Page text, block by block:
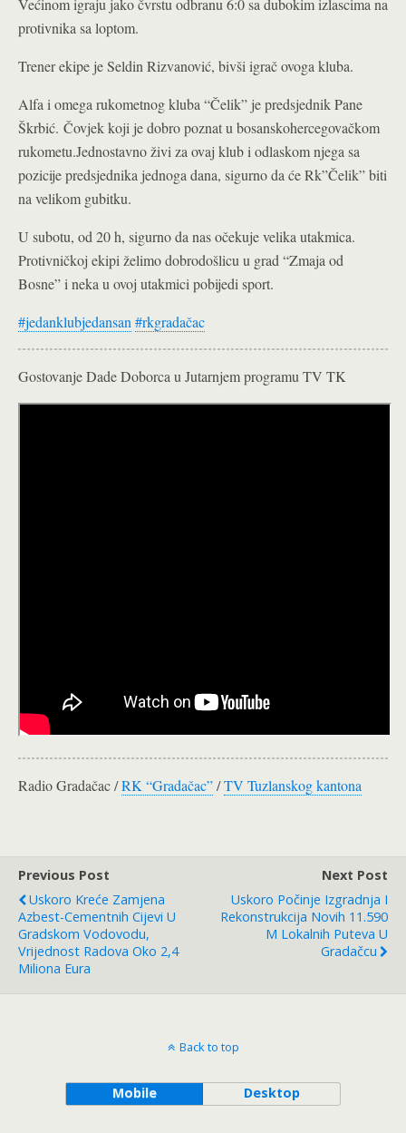
Većinom igraju jako čvrstu odbranu 6:0 sa dubokim izlascima na
protivnika sa loptom.
Trener ekipe je Seldin Rizvanović, bivši igrač ovoga kluba.
Alfa i omega rukometnog kluba “Čelik” je predsjednik Pane
Škrbić. Čovjek koji je dobro poznat u bosanskohercegovačkom
rukometu.Jednostavno živi za ovaj klub i odlaskom njega sa
pozicije predsjednika jednoga dana, sigurno da će Rk”Čelik” biti
na velikom gubitku.
U subotu, od 20 h, sigurno da nas očekuje velika utakmica.
Protivničkoj ekipi želimo dobrodošlicu u grad “Zmaja od
Bosne” i neka u ovoj utakmici pobijedi sport.
#jedanklubjedansan #rkgradačac
Gostovanje Dade Doborca u Jutarnjem programu TV TK
Radio Gradačac /RK “Gradačac”/TV Tuzlanskog kantona
Previous Post
Uskoro Kreće Zamjena
Azbest-Cementnih Cijevi U
Gradskom Vodovodu,
Vrijednost Radova Oko 2,4
Miliona Eura
Next Post
Uskoro Počinje Izgradnja I
Rekonstrukcija Novih 11.590
M Lokalnih Puteva U
Gradačcu
Back to top
Mobile Desktop